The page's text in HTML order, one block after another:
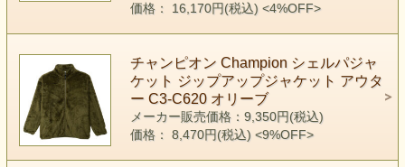
価格： 16,170円(税込) <4%OFF>
チャンピオン Champion シェルパジャ
ケット ジップアップジャケット アウタ
ー C3-C620 オリーブ
メーカー販売価格：9,350円(税込)
価格： 8,470円(税込) <9%OFF>